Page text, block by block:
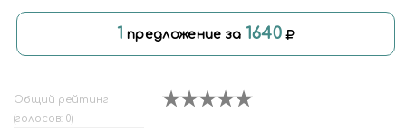
1 предложение за 1640
Общий рейтинг
(голосов: 0)